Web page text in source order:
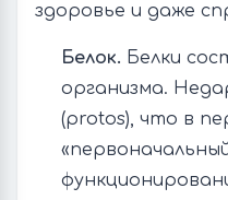
здоровье и даже
Белок. Белки
организма.
(protos), что в